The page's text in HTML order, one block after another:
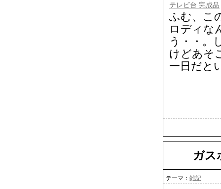
テレビ台 完成品
ふむ、こ
ロディな
う・・。
けどあそ
一日だと
ガス
テーマ： 雑記